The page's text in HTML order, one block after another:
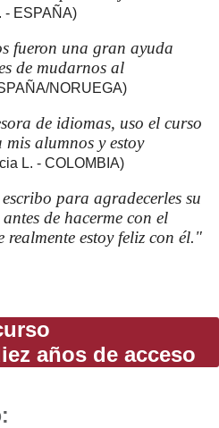
- ESPAÑA)
fueron una gran ayuda
de mudarnos al
NORUEGA)
de idiomas, uso el curso
alumnos y estoy
L. - COLOMBIA)
para agradecerles su
de hacerme con el
estoy feliz con él."
años de acceso